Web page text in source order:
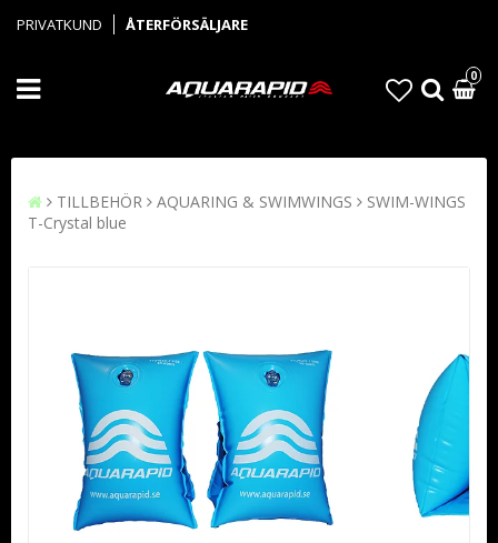
PRIVATKUND ÅTERFÖRSÄLJARE
0
TILLBEHÖR AQUARING & SWIMWINGS
SWIM-WINGS
T-Crystal blue